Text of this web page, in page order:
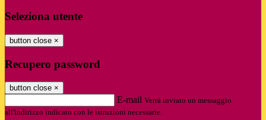
Seleziona utente
button close ×
Recupero password
button close ×
E-mail Verrà inviato un messaggio
all'indirizzo indicato con le istruzioni necessarie.